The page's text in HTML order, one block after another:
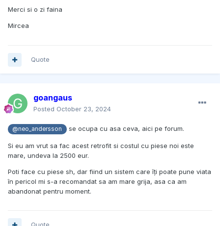
Merci si o zi faina
Mircea
Quote
goangaus
Posted October 23, 2024
@neo_andersson se ocupa cu asa ceva, aici pe forum.
Si eu am vrut sa fac acest retrofit si costul cu piese noi este
mare, undeva la 2500 eur.
Poti face cu piese sh, dar fiind un sistem care îți poate pune viata
în pericol mi s-a recomandat sa am mare grija, asa ca am
abandonat pentru moment.